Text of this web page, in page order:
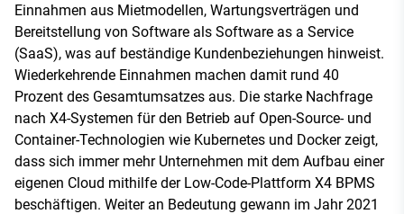
Einnahmen aus Mietmodellen, Wartungsverträgen und
Bereitstellung von Software als Software as a Service
(SaaS), was auf beständige Kundenbeziehungen hinweist.
Wiederkehrende Einnahmen machen damit rund 40
Prozent des Gesamtumsatzes aus. Die starke Nachfrage
nach X4-Systemen für den Betrieb auf Open-Source- und
Container-Technologien wie Kubernetes und Docker zeigt,
dass sich immer mehr Unternehmen mit dem Aufbau einer
eigenen Cloud mithilfe der Low-Code-Plattform X4 BPMS
beschäftigen. Weiter an Bedeutung gewann im Jahr 2021